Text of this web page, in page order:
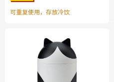
可重复使用，存放冷饮